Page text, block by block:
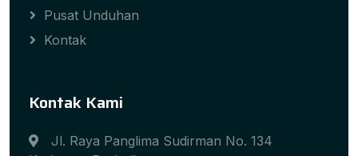
Pusat Unduhan
Kontak
Kontak Kami
Jl. Raya Panglima Sudirman No. 134